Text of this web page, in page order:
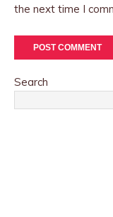
the next time I
Search